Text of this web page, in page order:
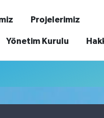
Projelerimiz
Yönetim Kurulu